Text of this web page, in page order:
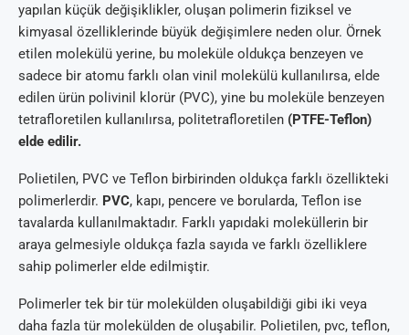
yapılan küçük değişiklikler, oluşan polimerin fiziksel ve
kimyasal özelliklerinde büyük değişimlere neden olur. Örnek
etilen molekülü yerine, bu moleküle oldukça benzeyen ve
sadece bir atomu farklı olan vinil molekülü kullanılırsa, elde
edilen ürün polivinil klorür (PVC), yine bu moleküle benzeyen
tetrafloretilen kullanılırsa, politetrafloretilen (PTFE-Teflon)
elde edilir.
Polietilen, PVC ve Teflon birbirinden oldukça farklı özellikteki
polimerlerdir. PVC, kapı, pencere ve borularda, Teflon ise
tavalarda kullanılmaktadır. Farklı yapıdaki moleküllerin bir
araya gelmesiyle oldukça fazla sayıda ve farklı özelliklere
sahip polimerler elde edilmiştir.
Polimerler tek bir tür molekülden oluşabildiği gibi iki veya
daha fazla tür molekülden de oluşabilir. Polietilen, pvc, teflon,